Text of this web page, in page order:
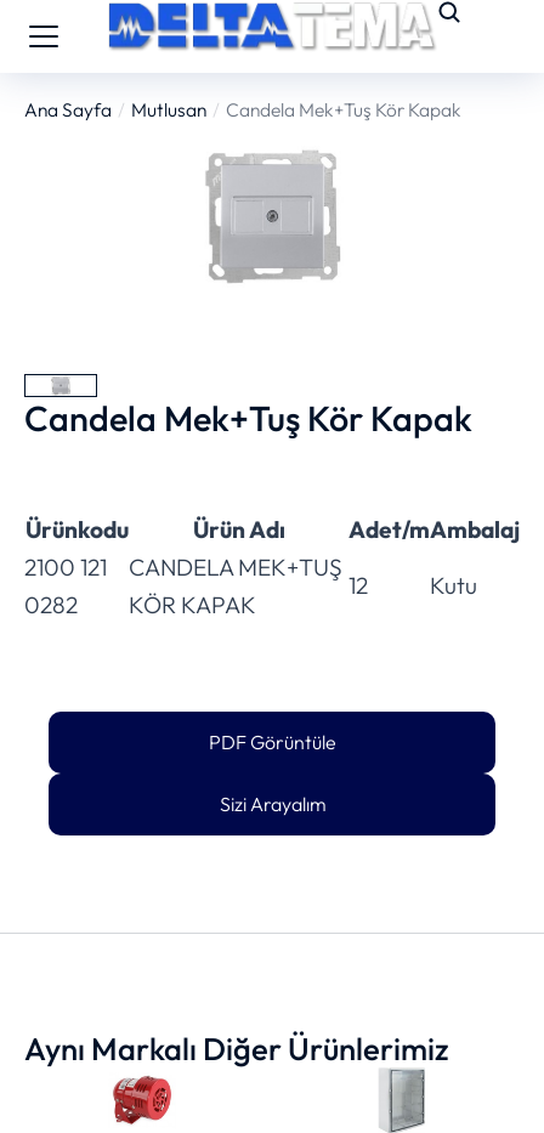
You are here:
Ana Sayfa Mutlusan Candela Mek+Tuş Kör Kapak
Candela Mek+Tuş Kör Kapak
Ürünkodu Ürün Adı Adet/mAmbalaj
2100 121
0282
CANDELA MEK+TUŞ
KÖR KAPAK
12 Kutu
PDF Görüntüle
Sizi Arayalım
Aynı Markalı Diğer Ürünlerimiz